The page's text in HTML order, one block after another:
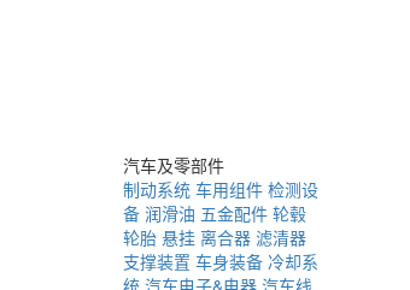
汽车及零部件
制动系统 车用组件 检测设
备 润滑油 五金配件 轮毂
轮胎 悬挂 离合器 滤清器
支撑装置 车身装备 冷却系